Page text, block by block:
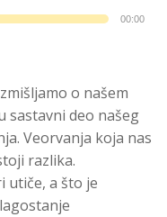
00:00
o našem
sastavni deo našeg
Veorvanja koja nas
razlika.
utiče, a što je